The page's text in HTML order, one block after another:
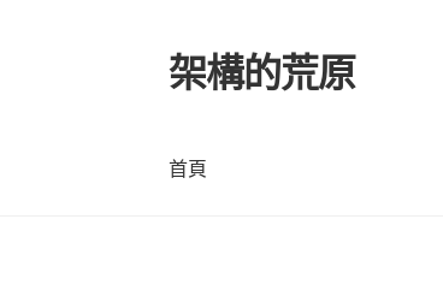
跳
至
覽
列
跳
至
要
內
架構的荒原
首頁